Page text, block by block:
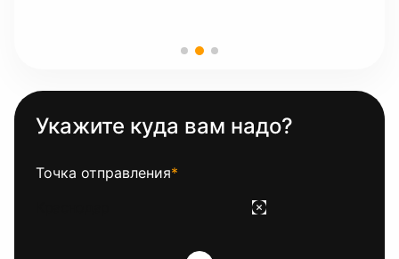
Укажите куда вам надо?
Точка отправления*